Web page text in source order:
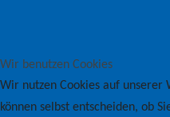
Wir benutzen Cookies
Wir nutzen Cookies auf unserer
können selbst entscheiden, ob